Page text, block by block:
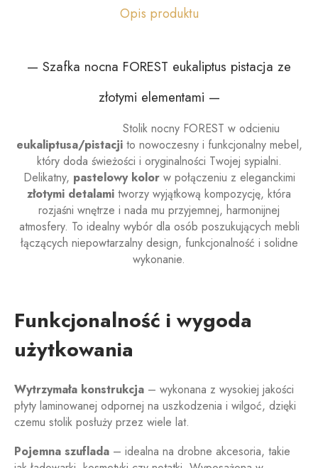
Opis produktu
— Szafka nocna FOREST eukaliptus pistacja ze
złotymi elementami —
Stolik nocny FOREST w odcieniu
eukaliptusa/pistacjito nowoczesny i funkcjonalny mebel,
który doda świeżości i oryginalności Twojej sypialni.
Delikatny, pastelowy kolorw połączeniu z eleganckimi
złotymi detalami tworzy wyjątkową kompozycję, która
rozjaśni wnętrze i nada mu przyjemnej, harmonijnej
atmosfery. To idealny wybór dla osób poszukujących mebli
łączących niepowtarzalny design, funkcjonalność i solidne
wykonanie.
Funkcjonalność i wygoda
użytkowania
Wytrzymała konstrukcja – wykonana z wysokiej jakości
płyty laminowanej odpornej na uszkodzenia i wilgoć, dzięki
czemu stolik posłuży przez wiele lat.
Pojemna szuflada – idealna na drobne akcesoria, takie